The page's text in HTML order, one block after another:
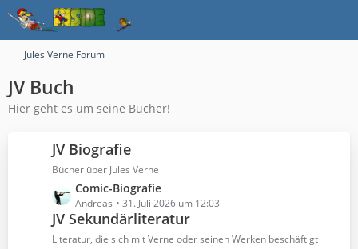
Jules Verne Forum
JV Buch
Hier geht es um seine Bücher!
JV Biografie
Bücher über Jules Verne
L
e
z
Comic-Biografie
Andreas 31. Juli 2026 um 12:03
JV Sekundärliteratur
Literatur, die sich mit Verne oder seinen Werken beschäftigt